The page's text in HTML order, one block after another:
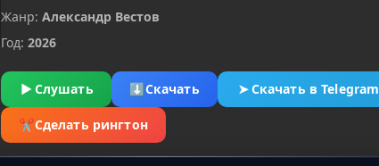
Жанр: Александр Вестов
Год: 2026
▶ Слушать ⬇Скачать ➤Скачать в Telegram
✂Сделать рингтон